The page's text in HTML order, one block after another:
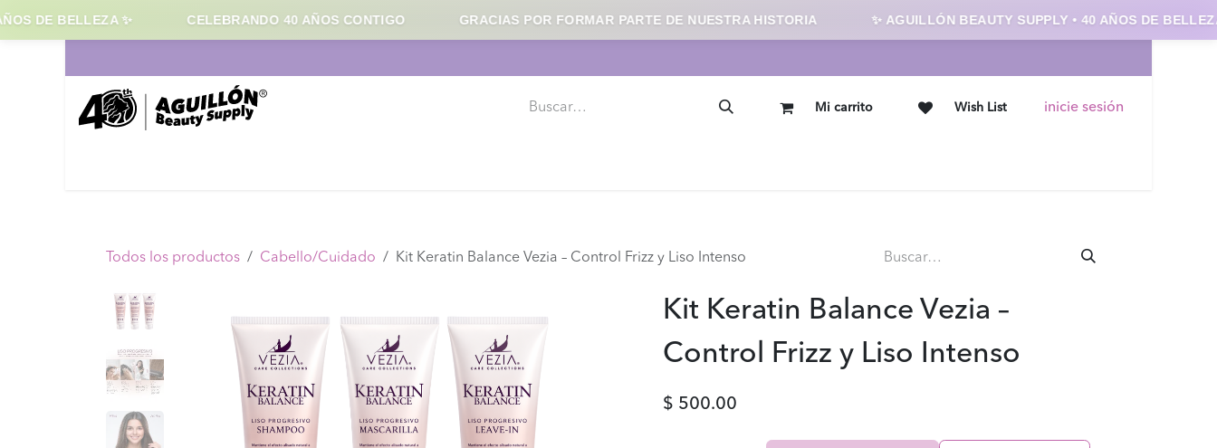
Mi carrito Wish List inicie sesión
Todos los productos Cabello/Cuidado Kit Keratin Balance Vezia – Control Frizz y Liso Intenso
Kit Keratin Balance Vezia –
Control Frizz y Liso Intenso
$ 500.00
DE BELLEZA ✨ CELEBRANDO 40 AÑOS CONTIGO GRACIAS POR FORMAR PARTE DE NUESTRA HISTORIA ✨ AGUILLÓN BEAUTY SUPPLY • 40 AÑOS DE BELLEZA